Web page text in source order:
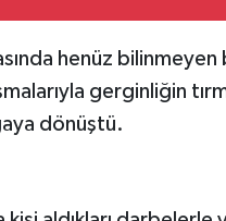
henüz bilinmeyen
gerginliğin
dönüştü.